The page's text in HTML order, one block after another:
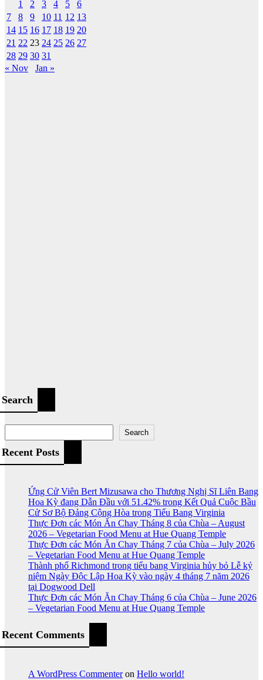
1 2 3 4 5
6
7
8 9 10 11 12 13
14 15 16 17 18 19 20
21 22 23 24 25 26 27
28 29 30 31
« Nov
Jan »
Search
Search
Recent Posts
Ứng Cử Viên Bert Mizusawa cho Thương Nghị Sĩ Liên Bang
Hoa Kỳ đang Dẫn Đầu với 51.42% trong Kết Quả Cuộc Bầu
Cử Sơ Bộ Đảng Cộng Hòa trong Tiểu Bang Virginia
Thực Đơn các Món Ăn Chay Tháng 8 của Chùa – August
2026 – Vegetarian Food Menu at Hue Quang Temple
Thực Đơn các Món Ăn Chay Tháng 7 của Chùa – July 2026
– Vegetarian Food Menu at Hue Quang Temple
Thành phố Richmond trong tiểu bang Virginia hủy bỏ Lễ kỷ
niệm Ngày Độc Lập Hoa Kỳ vào ngày 4 tháng 7 năm 2026
tại Dogwood Dell
Thực Đơn các Món Ăn Chay Tháng 6 của Chùa – June 2026
– Vegetarian Food Menu at Hue Quang Temple
Recent Comments
A WordPress Commenteron Hello world!